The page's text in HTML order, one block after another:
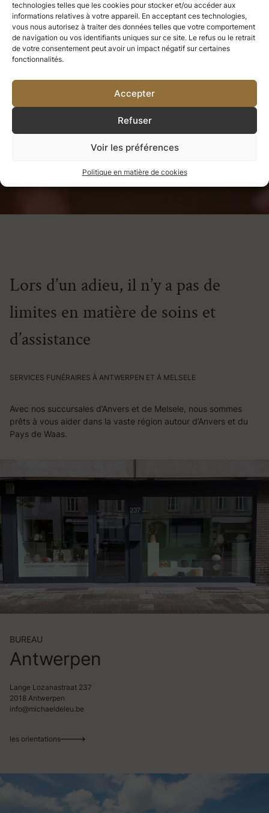
technologies telles que les cookies pour stocker et/ou accéder aux
informations relatives à votre appareil. En acceptant ces technologies,
vous nous autorisez à traiter des données telles que votre comportement
de navigation ou vos identifiants uniques sur ce site. Le refus ou le retrait
de votre consentement peut avoir un impact négatif sur certaines
fonctionnalités.
Accepter
Refuser
Voir les préférences
Politique en matière de cookies
Ce que nous avons apprécié, nous
ne pouvons jamais le perdre.Tout
ce que nous aimons profondément
devient une partie de nous-mêmes.
Helen Keller
SERVICES FUNÉRAIRES À ANTWERPEN ET À MELSELE
Lors d’un adieu, il n’y a pas de
limites en matière de soins et
d’assistance
Avec nos succursales d’Anvers et de Melsele, nous sommes
prêts à vous aider dans la vaste région autour d’Anvers et du
Pays de Waas.
BUREAU
Antwerpen
Lange Lozanastraat 237
2018 Antwerpen
info@michaeldeleu.be
les orientations